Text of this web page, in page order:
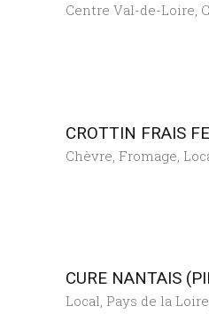
Centre Val-de-Loire,
CROTTIN FRAIS
Chèvre Fromage
CURE NANTAIS
Local, Pays de la Loire